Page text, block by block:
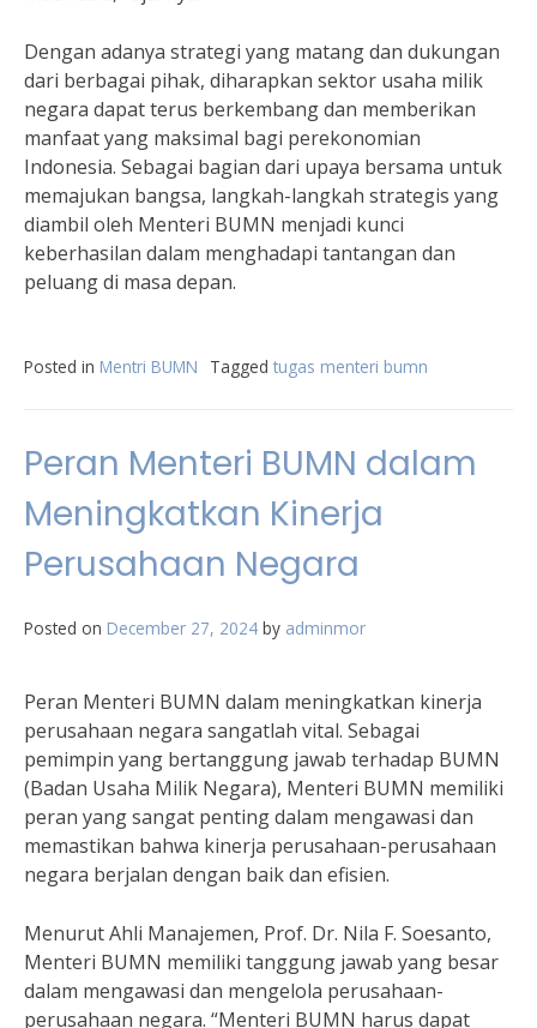
Dengan adanya strategi yang matang dan dukungan
dari berbagai pihak, diharapkan sektor usaha milik
negara dapat terus berkembang dan memberikan
manfaat yang maksimal bagi perekonomian
Indonesia. Sebagai bagian dari upaya bersama untuk
memajukan bangsa, langkah-langkah strategis yang
diambil oleh Menteri BUMN menjadi kunci
keberhasilan dalam menghadapi tantangan dan
peluang di masa depan.
Posted in Mentri BUMN Tagged tugas menteri bumn
Peran Menteri BUMN dalam
Meningkatkan Kinerja
Perusahaan Negara
Posted on December 27, 2024 by adminmor
Peran Menteri BUMN dalam meningkatkan kinerja
perusahaan negara sangatlah vital. Sebagai
pemimpin yang bertanggung jawab terhadap BUMN
(Badan Usaha Milik Negara), Menteri BUMN memiliki
peran yang sangat penting dalam mengawasi dan
memastikan bahwa kinerja perusahaan-perusahaan
negara berjalan dengan baik dan efisien.
Menurut Ahli Manajemen, Prof. Dr. Nila F. Soesanto,
Menteri BUMN memiliki tanggung jawab yang besar
dalam mengawasi dan mengelola perusahaan-
perusahaan negara. “Menteri BUMN harus dapat